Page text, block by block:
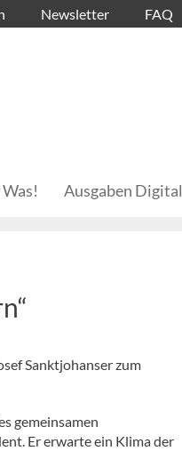
Newsletter FAQ
Ausgaben Digital
Sanktjohanser zum
gemeinsamen
Er erwarte ein Klima der